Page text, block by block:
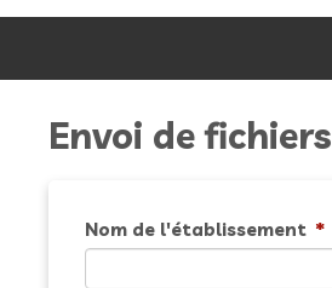
Envoi de fichiers
Nom de l'établissement *